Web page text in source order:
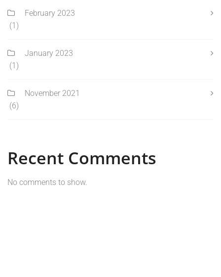
February 2023
(1)
January 2023
(1)
November 2021
(6)
Recent Comments
No comments to show.